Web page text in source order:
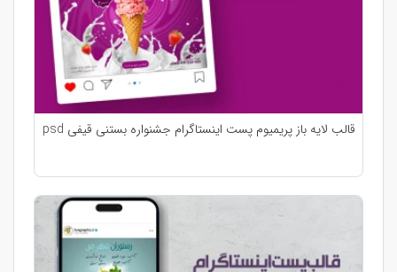
قالب لایه باز پریمیوم پست اینستاگرام جشنواره بستنی قیفی psd